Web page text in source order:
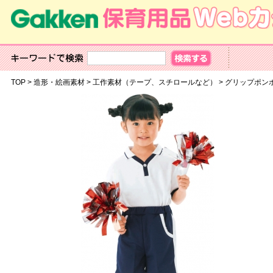
TOP> 造形・絵画素材> 工作素材（テープ、スチロールなど） > グリップポン